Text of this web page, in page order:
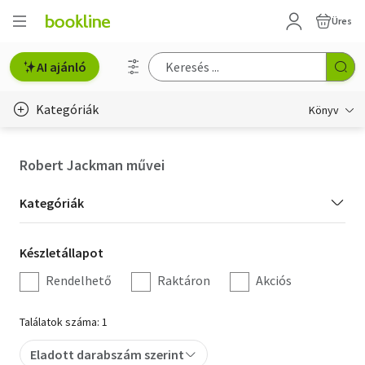
Üres
AI ajánló
Kategóriák Könyv
Hobbi, szabadidő
Irodalom
Művészet
Szakkönyv
Robert Jackman művei
Kategória
szűrés
Kategóriák
Készletállapot
szűrés
Készletállapot
Rendelhető
Raktáron Akciós
Találatok száma: 1
Eladott darabszám szerint